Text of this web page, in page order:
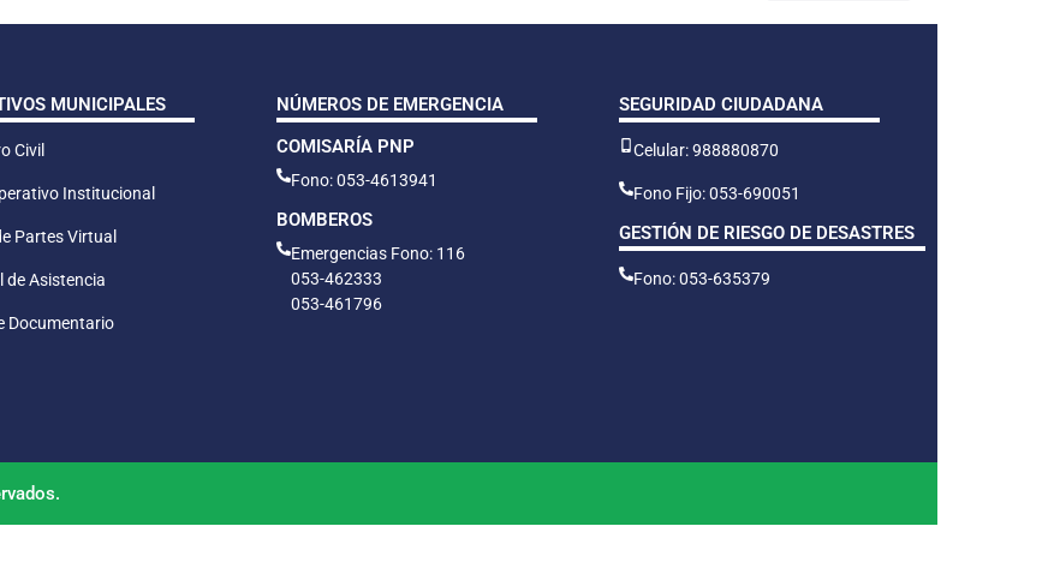
MUNICIPALES
Civil
Institucional
Partes Virtual
de Asistencia
Documentario
NÚMEROS DE EMERGENCIA
COMISARÍA PNP
Fono: 053-4613941
BOMBEROS
Emergencias Fono: 116
053-462333
053-461796
SEGURIDAD CIUDADANA
Celular: 988880870
Fono Fijo: 053-690051
GESTIÓN DE RIESGO DE DESASTRES
Fono: 053-635379